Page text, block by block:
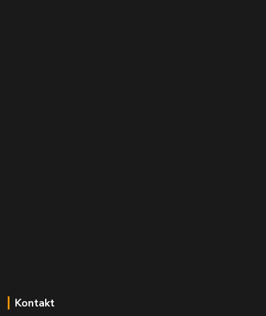
Kontakt